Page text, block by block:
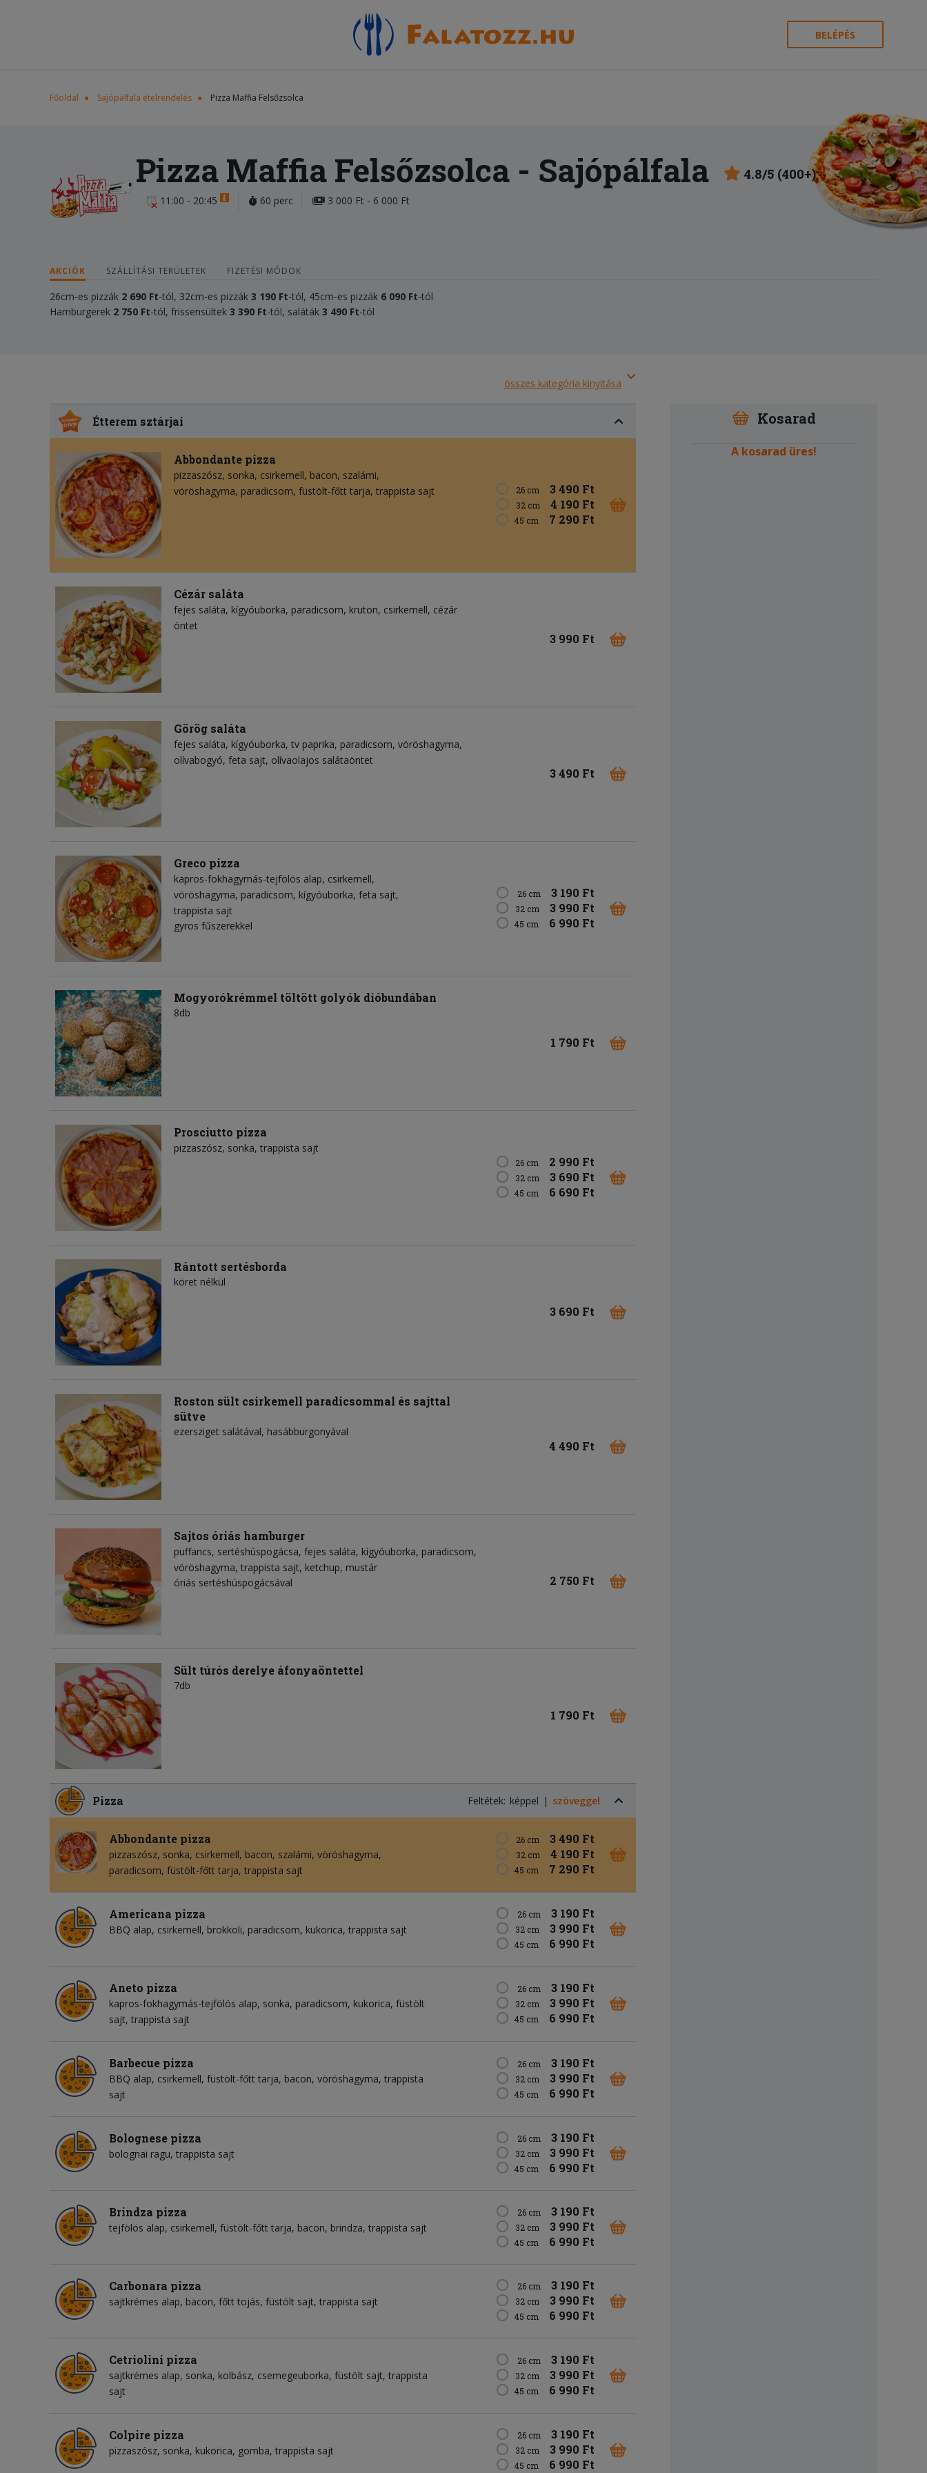
BELÉPÉS
Főoldal Sajópálfala ételrendelés Pizza Maffia Felsőzsolca
Pizza Maffia Felsőzsolca - Sajópálfala 4.8/5 (400+)
11:00 - 20:45 60 perc 3 000 Ft - 6 000 Ft
AKCIÓK SZÁLLÍTÁSI TERÜLETEK FIZETÉSI MÓDOK
26cm-es pizzák 2 690 Ft-tól, 32cm-es pizzák 3 190 Ft-tól, 45cm-es pizzák 6 090 Ft-tól
Hamburgerek 2 750 Ft-tól, frissensültek 3 390 Ft-tól, saláták 3 490 Ft-tól
összes kategória kinyitása
Étterem sztárjai
Abbondante pizza
pizzaszósz sonka csirkemell bacon szalámi
vöröshagyma paradicsom füstölt-főtt tarja trappista sajt 26 cm 3 490 Ft
32 cm 4 190 Ft
45 cm 7 290 Ft
Cézár saláta
fejes saláta kígyóuborka paradicsom kruton csirkemell cézár
öntet
3 990 Ft
Görög saláta
fejes saláta kígyóuborka tv paprika paradicsom vöröshagyma
olívabogyó feta sajt olívaolajos salátaöntet
3 490 Ft
Greco pizza
kapros-fokhagymás-tejfölös alap csirkemell
vöröshagyma paradicsom kígyóuborka feta sajt
trappista sajt
gyros fűszerekkel
26 cm 3 190 Ft
32 cm 3 990 Ft
45 cm 6 990 Ft
Mogyorókrémmel töltött golyók dióbundában
8db
1 790 Ft
Prosciutto pizza
pizzaszósz sonka trappista sajt
26 cm 2 990 Ft
32 cm 3 690 Ft
45 cm 6 690 Ft
Rántott sertésborda
köret nélkül
3 690 Ft
Roston sült csirkemell paradicsommal és sajttal
sütve
ezersziget salátával, hasábburgonyával
4 490 Ft
Sajtos óriás hamburger
puffancs sertéshúspogácsa fejes saláta kígyóuborka paradicsom
vöröshagyma trappista sajt ketchup mustár
óriás sertéshúspogácsával
2 750 Ft
Sült túrós derelye áfonyaöntettel
7db
1 790 Ft
Pizza Feltétek: képpel szöveggel
Abbondante pizza
pizzaszósz sonka csirkemell bacon szalámi vöröshagyma
paradicsom füstölt-főtt tarja trappista sajt
26 cm 3 490 Ft
32 cm 4 190 Ft
45 cm 7 290 Ft
Americana pizza
BBQ alap csirkemell brokkoli paradicsom kukorica trappista sajt
26 cm 3 190 Ft
32 cm 3 990 Ft
45 cm 6 990 Ft
Aneto pizza
kapros-fokhagymás-tejfölös alap sonka paradicsom kukorica füstölt
sajt trappista sajt
26 cm 3 190 Ft
32 cm 3 990 Ft
45 cm 6 990 Ft
Barbecue pizza
BBQ alap csirkemell füstölt-főtt tarja bacon vöröshagyma trappista
sajt
26 cm 3 190 Ft
32 cm 3 990 Ft
45 cm 6 990 Ft
Bolognese pizza
bolognai ragu trappista sajt
26 cm 3 190 Ft
32 cm 3 990 Ft
45 cm 6 990 Ft
Brindza pizza
tejfölös alap csirkemell füstölt-főtt tarja bacon brindza trappista sajt
26 cm 3 190 Ft
32 cm 3 990 Ft
45 cm 6 990 Ft
Carbonara pizza
sajtkrémes alap bacon főtt tojás füstölt sajt trappista sajt
26 cm 3 190 Ft
32 cm 3 990 Ft
45 cm 6 990 Ft
Cetriolini pizza
sajtkrémes alap sonka kolbász csemegeuborka füstölt sajt trappista
sajt
26 cm 3 190 Ft
32 cm 3 990 Ft
45 cm 6 990 Ft
Colpire pizza
pizzaszósz sonka kukorica gomba trappista sajt
26 cm 3 190 Ft
32 cm 3 990 Ft
45 cm 6 990 Ft
Kosarad
A kosarad üres!